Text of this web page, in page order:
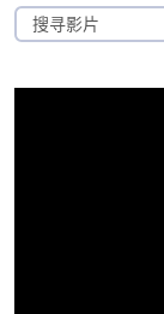
搜
寻
片